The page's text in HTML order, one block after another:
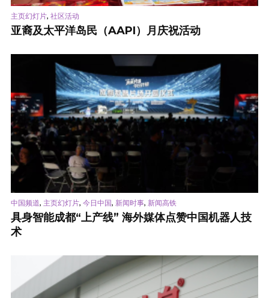
主页幻灯片, 社区活动
亚裔及太平洋岛民（AAPI）月庆祝活动
中国频道, 主页幻灯片, 今日中国, 新闻时事, 新闻高铁
具身智能成都“上产线” 海外媒体点赞中国机器人技
术